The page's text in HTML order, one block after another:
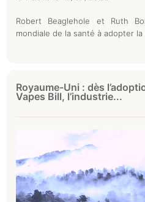
Robert Beaglehole et Ruth
mondiale de la santé à adopter
Royaume-Uni : dès
Vapes Bill, l’industrie...